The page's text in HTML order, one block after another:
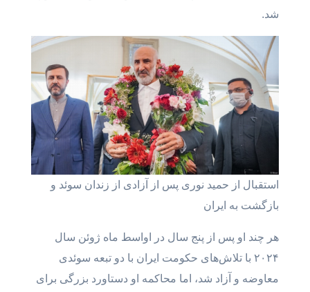
شد.
استقبال از حمید نوری پس از آزادی از زندان سوئد و
بازگشت به ایران
هر چند او پس از پنج سال در اواسط ماه ژوئن سال
۲۰۲۴ با تلاش‌های حکومت ایران با دو تبعه سوئدی
معاوضه و آزاد شد، اما محاکمه او دستاورد بزرگی برای